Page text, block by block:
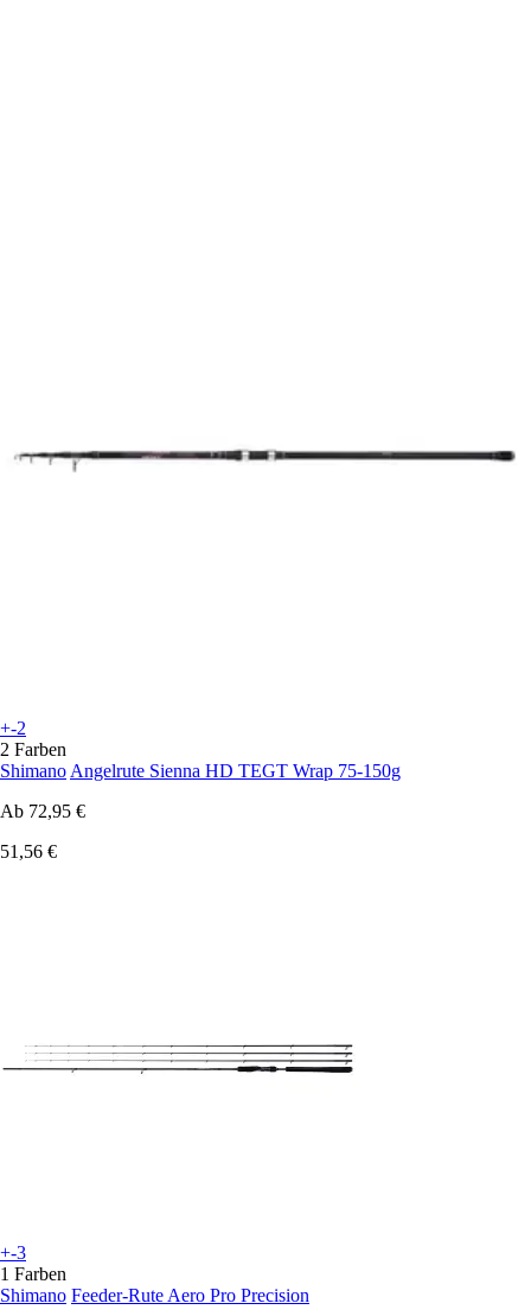
+-2
2 Farben
Shimano Angelrute Sienna HD TEGT Wrap 75-150g
Ab 72,95 €
51,56 €
+-3
1 Farben
Shimano Feeder-Rute Aero Pro Precision